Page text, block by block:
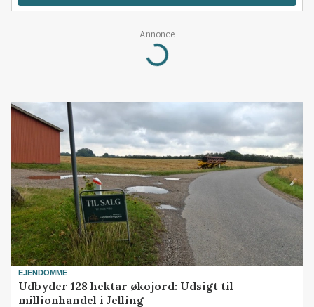
Annonce
Loading...
EJENDOMME
Udbyder 128 hektar økojord: Udsigt til
millionhandel i Jelling